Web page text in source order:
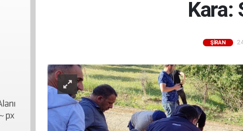
Kara:
ŞİRAN